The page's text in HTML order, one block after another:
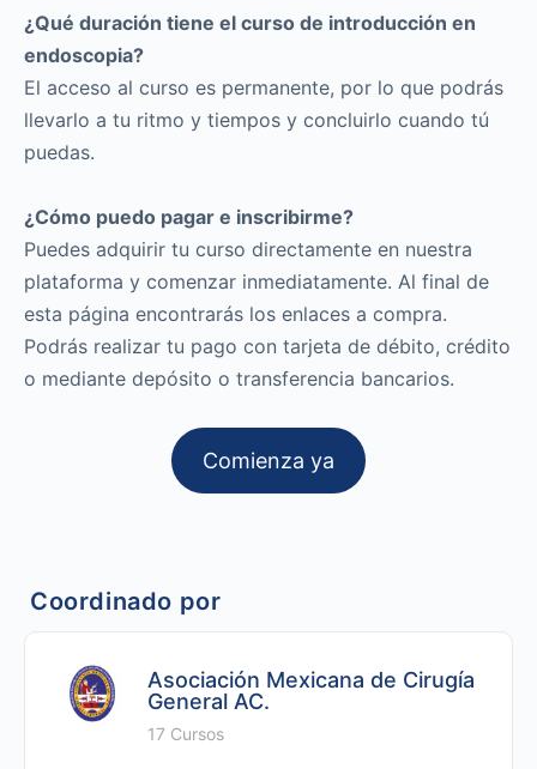
¿Qué duración tiene el curso de introducción en
endoscopia?
El acceso al curso es permanente, por lo que podrás
llevarlo a tu ritmo y tiempos y concluirlo cuando tú
puedas.
¿Cómo puedo pagar e inscribirme?
Puedes adquirir tu curso directamente en nuestra
plataforma y comenzar inmediatamente. Al final de
esta página encontrarás los enlaces a compra.
Podrás realizar tu pago con tarjeta de débito, crédito
o mediante depósito o transferencia bancarios.
Comienza ya
Coordinado por
Asociación Mexicana de Cirugía
General AC.
17 Cursos